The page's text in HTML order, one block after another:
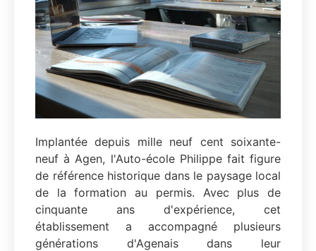
Implantée depuis mille neuf cent soixante-
neuf à Agen, l'Auto-école Philippe fait figure
de référence historique dans le paysage local
de la formation au permis. Avec plus de
cinquante ans d'expérience, cet
établissement a accompagné plusieurs
générations d'Agenais dans leur